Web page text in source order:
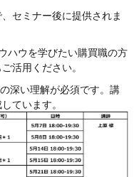
セミナー後に提供されま
ハウを学びたい購買職の方
活用ください。
深い理解が必須です。講
ています。